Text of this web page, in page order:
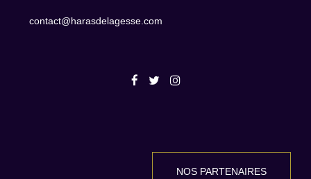
contact@harasdelagesse.com
NOS PARTENAIRES